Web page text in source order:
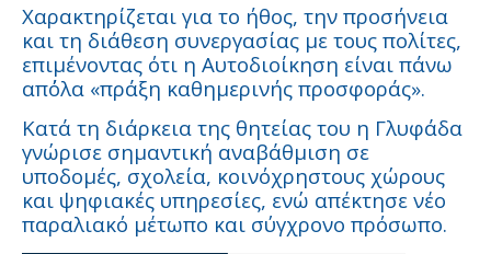
Χαρακτηρίζεται για το ήθος, την προσήνεια
και τη διάθεση συνεργασίας με τους πολίτες,
επιμένοντας ότι η Αυτοδιοίκηση είναι πάνω
απ΄όλα «πράξη καθημερινής προσφοράς».
Κατά τη διάρκεια της θητείας του η Γλυφάδα
γνώρισε σημαντική αναβάθμιση σε
υποδομές, σχολεία, κοινόχρηστους χώρους
και ψηφιακές υπηρεσίες, ενώ απέκτησε νέο
παραλιακό μέτωπο και σύγχρονο πρόσωπο.